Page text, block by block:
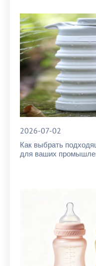
2026-07-02
Как выбрать
для ваших